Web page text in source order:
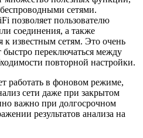
сетями.
позволяет пользователю
соединения, а также
к известным сетям. Это очень
быстро переключаться между
повторной настройки.
работать в фоновом режиме,
сети даже при закрытом
важно при долгосрочном
результатов анализа на